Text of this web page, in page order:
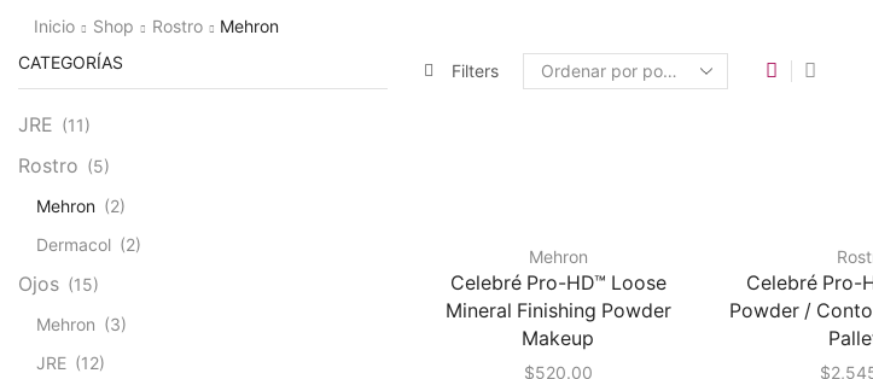
Inicio Shop Rostro Mehron
Filters
Mehron
Celebré Pro-HD™ Loose
Mineral Finishing Powder
Makeup
$520.00
Celebré Pro-
Powder /
$
CATEGORÍAS
JRE (11)
Rostro (5)
Mehron (2)
Dermacol (2)
Ojos (15)
Mehron (3)
JRE (12)